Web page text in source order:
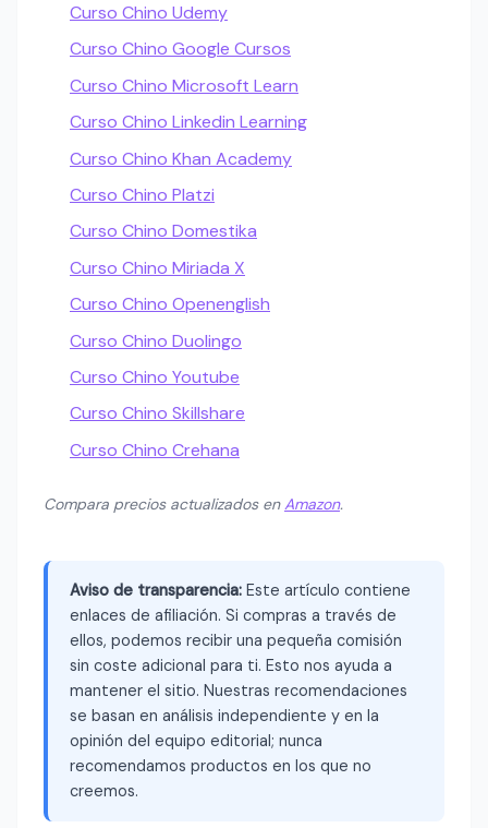
Curso Chino Udemy
Curso Chino Google Cursos
Curso Chino Microsoft Learn
Curso Chino Linkedin Learning
Curso Chino Khan Academy
Curso Chino Platzi
Curso Chino Domestika
Curso Chino Miriada X
Curso Chino Openenglish
Curso Chino Duolingo
Curso Chino Youtube
Curso Chino Skillshare
Curso Chino Crehana
Compara precios actualizados enAmazon.
Aviso de transparencia: Este artículo contiene
enlaces de afiliación. Si compras a través de
ellos, podemos recibir una pequeña comisión
sin coste adicional para ti. Esto nos ayuda a
mantener el sitio. Nuestras recomendaciones
se basan en análisis independiente y en la
opinión del equipo editorial; nunca
recomendamos productos en los que no
creemos.